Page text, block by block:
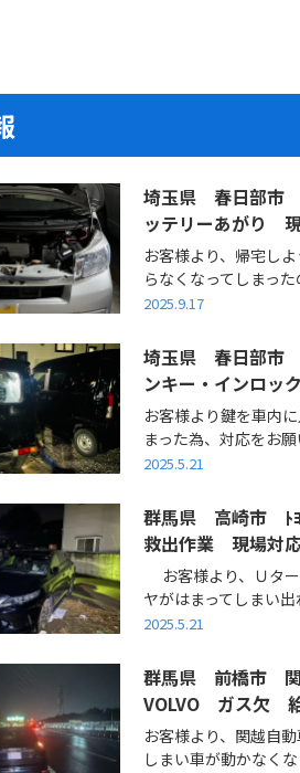
埼玉県 春日部
ッテリーあがり
お客様より、帰宅し
らなくなってしまっ
2025.9.17
埼玉県 春日部
ンキー・インロッ
お客様より鍵を車内
まった為、対応をお
2025.5.21
群馬県 高崎市 ﾄ
救出作業 現場対
お客様より、Ｕタ
ヤがはまってしまい出
2025.5.21
群馬県 前橋市
VOLVO ガス欠
お客様より、関越自
しまい車が動かなく